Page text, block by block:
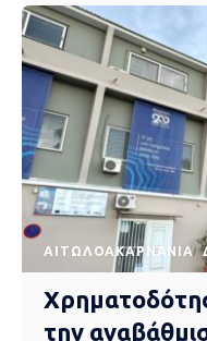
AΙΤΩΛΟΑΚΑΡΝΑΝΊΑ
την